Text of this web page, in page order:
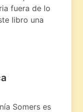
fuera de lo
libro una
Somers es